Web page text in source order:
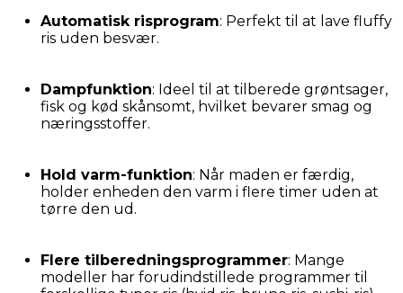
Automatisk risprogram: Perfekt til at lave fluffy
ris uden besvær.
Dampfunktion: Ideel til at tilberede grøntsager,
fisk og kød skånsomt, hvilket bevarer smag og
næringsstoffer.
Hold varm-funktion: Når maden er færdig,
holder enheden den varm i flere timer uden at
tørre den ud.
Flere tilberedningsprogrammer: Mange
modeller har forudindstillede programmer til